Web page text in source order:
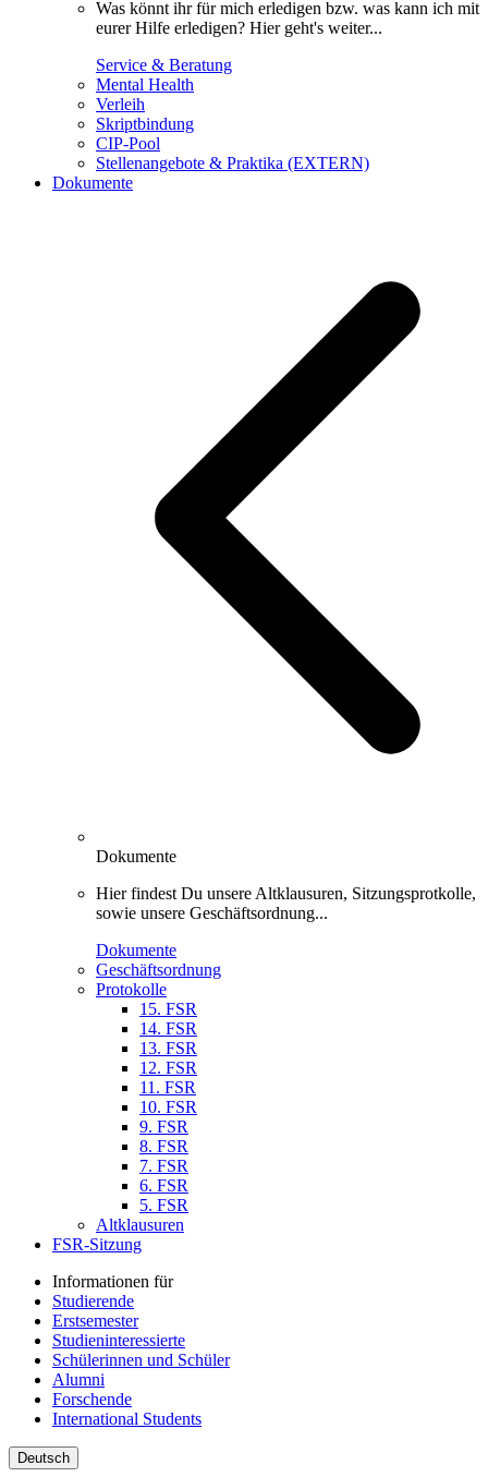
Was könnt ihr für mich erledigen bzw. was kann ich mit
eurer Hilfe erledigen? Hier geht's weiter...
Service & Beratung
Mental Health
Verleih
Skriptbindung
CIP-Pool
Stellenangebote & Praktika (EXTERN)
Dokumente
Dokumente
Hier findest Du unsere Altklausuren, Sitzungsprotkolle,
sowie unsere Geschäftsordnung...
Dokumente
Geschäftsordnung
Protokolle
15. FSR
14. FSR
13. FSR
12. FSR
11. FSR
10. FSR
9. FSR
8. FSR
7. FSR
6. FSR
5. FSR
Altklausuren
FSR-Sitzung
Informationen für
Studierende
Erstsemester
Studieninteressierte
Schülerinnen und Schüler
Alumni
Forschende
International Students
Deutsch